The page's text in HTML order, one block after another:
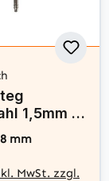
1,5mm x
Swisotech
mm
MwSt. zzgl.